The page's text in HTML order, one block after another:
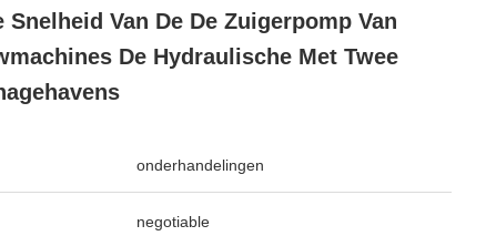
Snelheid Van De De Zuigerpomp Van
De Hydraulische Met Twee
onderhandelingen
negotiable